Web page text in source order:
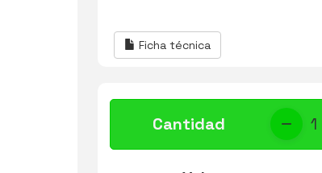
Ficha técnica
Cantidad 1